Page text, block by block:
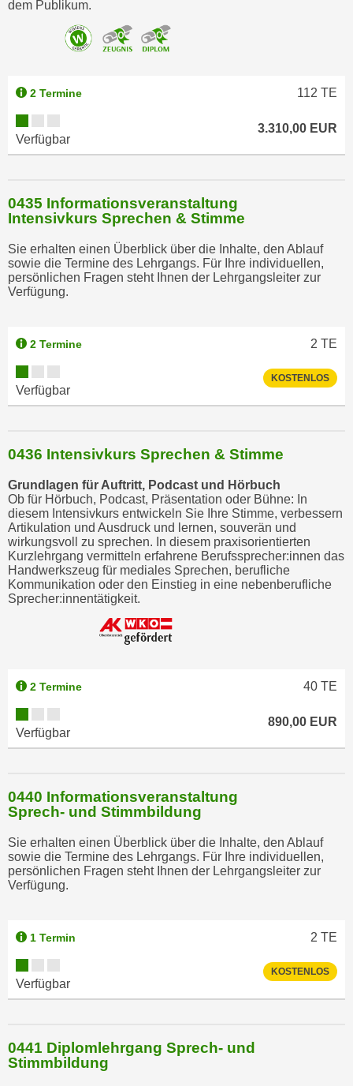
dem Publikum.
2 Termine 112 TE
Verfügbar
3.310,00 EUR
0435 Informationsveranstaltung
Intensivkurs Sprechen & Stimme
Sie erhalten einen Überblick über die Inhalte, den Ablauf
sowie die Termine des Lehrgangs. Für Ihre individuellen,
persönlichen Fragen steht Ihnen der Lehrgangsleiter zur
Verfügung.
2 Termine 2 TE
Verfügbar
KOSTENLOS
0436 Intensivkurs Sprechen & Stimme
Grundlagen für Auftritt, Podcast und Hörbuch
Ob für Hörbuch, Podcast, Präsentation oder Bühne: In
diesem Intensivkurs entwickeln Sie Ihre Stimme, verbessern
Artikulation und Ausdruck und lernen, souverän und
wirkungsvoll zu sprechen. In diesem praxisorientierten
Kurzlehrgang vermitteln erfahrene Berufssprecher:innen das
Handwerkszeug für mediales Sprechen, berufliche
Kommunikation oder den Einstieg in eine nebenberufliche
Sprecher:innentätigkeit.
2 Termine 40 TE
Verfügbar
890,00 EUR
0440 Informationsveranstaltung
Sprech- und Stimmbildung
Sie erhalten einen Überblick über die Inhalte, den Ablauf
sowie die Termine des Lehrgangs. Für Ihre individuellen,
persönlichen Fragen steht Ihnen der Lehrgangsleiter zur
Verfügung.
1 Termin 2 TE
Verfügbar
KOSTENLOS
0441 Diplomlehrgang Sprech- und
Stimmbildung